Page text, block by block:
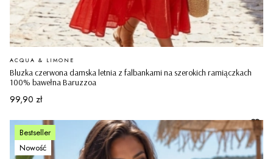
Bluzka czerwona damska letnia z falbankami na szerokich ramiączkach
100% bawełna Baruzzoa
PRODUCENT
ACQUA & LIMONE
Cena
99,90 zł
Bestseller
Nowość